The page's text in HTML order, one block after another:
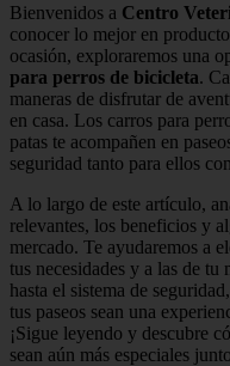
Bienvenidos a Centro
conocer lo mejor en
ocasión, exploraremos una
para perros de bicicleta.
maneras de disfrutar de
en casa. Los carros para
patas te acompañen en
seguridad tanto para ellos
A lo largo de este artículo,
relevantes, los beneficios y
mercado. Te ayudaremos a
tus necesidades y a las de tu
hasta el sistema de
tus paseos sean una
¡Sigue leyendo y descubre
sean aún más especiales